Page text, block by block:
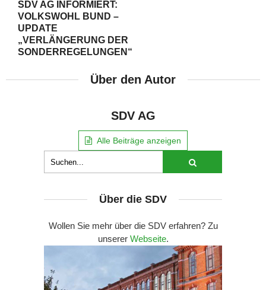
SDV AG INFORMIERT:
VOLKSWOHL BUND –
UPDATE
„VERLÄNGERUNG DER
SONDERREGELUNGEN“
Über den Autor
SDV AG
Alle Beiträge anzeigen
Über die SDV
Wollen Sie mehr über die SDV erfahren? Zu
unserer Webseite.